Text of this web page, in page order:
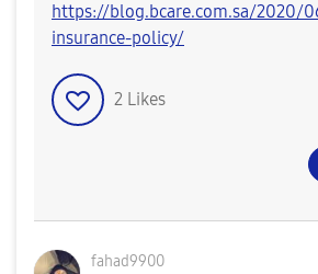
https://blog.bcare.com.sa/2020/
insurance-policy/
2 Likes
fahad9900